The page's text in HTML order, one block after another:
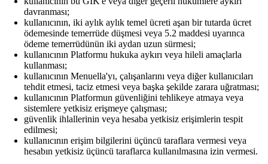
davranması;
kullanıcının, iki aylık aylık temel ücreti aşan bir tutarda ücret
ödemesinde temerrüde düşmesi veya 5.2 maddesi uyarınca
ödeme temerrüdünün iki aydan uzun sürmesi;
kullanıcının Platformu hukuka aykırı veya hileli amaçlarla
kullanması;
kullanıcının Menuella'yı, çalışanlarını veya diğer kullanıcıları
tehdit etmesi, taciz etmesi veya başka şekilde zarara uğratması;
kullanıcının Platformun güvenliğini tehlikeye atmaya veya
sistemlere yetkisiz erişmeye çalışması;
güvenlik ihlallerinin veya hesaba yetkisiz erişimlerin tespit
edilmesi;
kullanıcının erişim bilgilerini üçüncü taraflara vermesi veya
hesabın yetkisiz üçüncü taraflarca kullanılmasına izin vermesi.